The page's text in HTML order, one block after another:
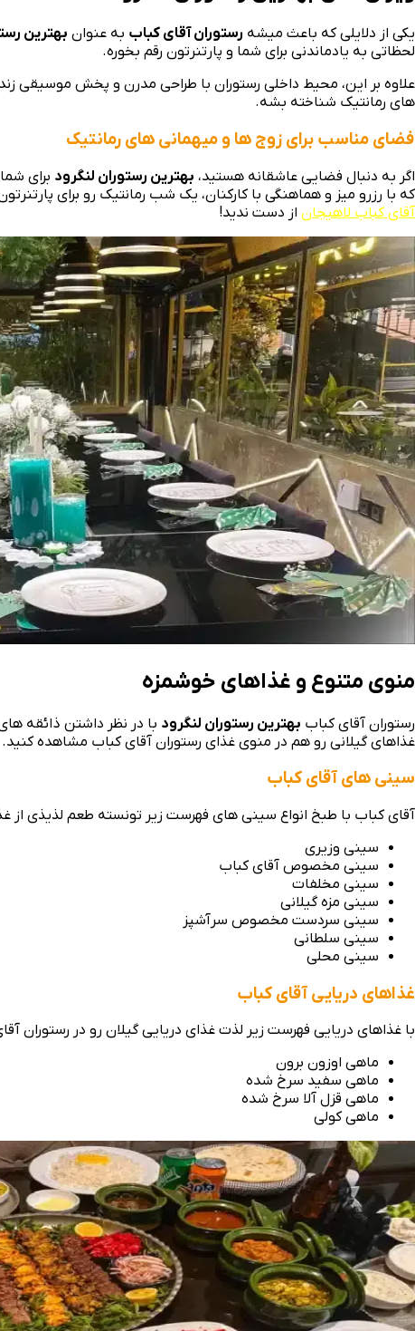
یکی از دلایلی که باعث میشه رستوران آقای کباب به عنوان بهترین
لحظاتی به یادماندنی برای شما و پارتنرتون رقم بخوره.
علاوه بر این، محیط داخلی رستوران با طراحی مدرن و پخش موسیقی
های رمانتیک شناخته بشه.
فضای مناسب برای زوج‌ ها و میهمانی‌ های رمانتیک
اگر به دنبال فضایی عاشقانه هستید، بهترین رستوران لنگرود برای
که با رزرو میز و هماهنگی با کارکنان، یک شب رمانتیک رو برای
آقای کباب لاهیجان از دست ندید!
منوی متنوع و غذاهای خوشمزه
رستوران آقای کباب بهترین رستوران لنگرود با در نظر داشتن ذائقه‌
غذاهای گیلانی رو هم در منوی غذای رستوران آقای کباب مشاهده کنید.
سینی‌ های آقای کباب
آقای کباب با طبخ انواع سینی‌ های فهرست زیر تونسته طعم لذیذی از
سینی وزیری
سینی مخصوص آقای کباب
سینی مخلفات
سینی مزه گیلانی
سینی سردست مخصوص سرآشپز
سینی سلطانی
سینی محلی
غذاهای دریایی آقای کباب
با غذاهای دریایی فهرست زیر لذت غذای دریایی گیلان رو در رستوران
ماهی اوزون برون
ماهی سفید سرخ شده
ماهی قزل آلا سرخ شده
ماهی کولی